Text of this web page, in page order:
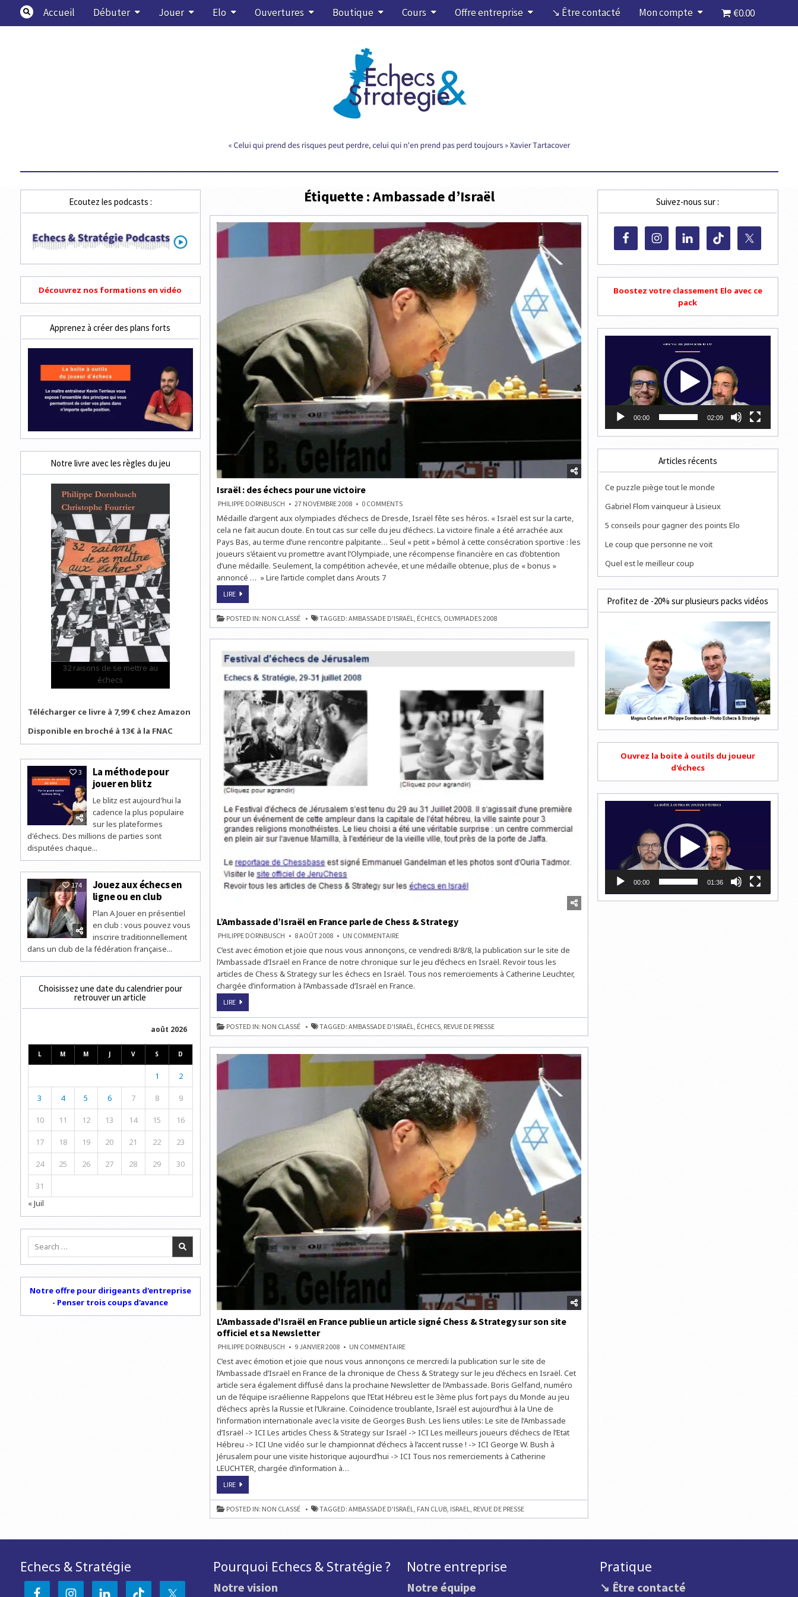
content
Accueil Débuter Jouer Elo Ouvertures Boutique Cours Offre entreprise ↘ Être contacté Mon compte €0.00
Étiquette :Ambassade d’Israël
Israël : des échecs pour une victoire
PHILIPPE DORNBUSCH 27 NOVEMBRE 2008 0 COMMENTSON
:
DES
ÉCHECS
POUR
UNE
VICTOIRE
Médaille d’argent aux olympiades d’échecs de Dresde, Israël fête ses héros. « Israël est sur la carte,
cela ne fait aucun doute. En tout cas sur celle du jeu d’échecs. La victoire finale a été arrachée aux
Pays Bas, au terme d’une rencontre palpitante… Seul « petit » bémol à cette consécration sportive : les
joueurs s’étaient vu promettre avant l’Olympiade, une récompense financière en cas d’obtention
d’une médaille. Seulement, la compétition achevée, et une médaille obtenue, plus de « bonus »
annoncé … » Lire l’article complet dans Arouts 7
LIREISRAËL
DES
ÉCHECS
POUR
UNE
POSTED IN: NON CLASSÉ TAGGED: AMBASSADE D'ISRAËL, ÉCHECS, OLYMPIADES 2008
L’Ambassade d’Israël en France parle de Chess & Strategy
PHILIPPE DORNBUSCH 8 AOÛT 2008 UN COMMENTAIRESUR
D’ISRAËL
EN
FRANCE
PARLE
DE
CHESS
&
C’est avec émotion et joie que nous vous annonçons, ce vendredi 8/8/8, la publication sur le site de
l’Ambassade d’Israël en France de notre chronique sur le jeu d’échecs en Israël. Revoir tous les
articles de Chess & Strategy sur les échecs en Israël. Tous nos remerciements à Catherine Leuchter,
chargée d’information à l’Ambassade d’Israël en France.
LIREL’AMBASSADE
EN
FRANCE
PARLE
DE
STRATEGY
POSTED IN: NON CLASSÉ TAGGED: AMBASSADE D'ISRAËL ÉCHECS, REVUE DE PRESSE
L'Ambassade d'Israël en France publie un article signé Chess & Strategy sur son site
officiel et sa Newsletter
PHILIPPE DORNBUSCH 9 JANVIER 2008 UN COMMENTAIRESUR
D'ISRAËL
FRANCE
PUBLIE
UN
ARTICLE
CHESS
&
STRATEGY
SUR
SITE
OFFICIEL
ET
C’est avec émotion et joie que nous vous annonçons ce mercredi la publication sur le site de
l’Ambassade d’Israël en France de la chronique de Chess & Strategy sur le jeu d’échecs en Israël. Cet
article sera également diffusé dans la prochaine Newsletter de l’Ambassade. Boris Gelfand, numéro
un de l’équipe israélienne Rappelons que l’Etat Hébreu est le 3ème plus fort pays du Monde au jeu
d’échecs après la Russie et l’Ukraine. Coïncidence troublante, Israël est aujourd’hui à la Une de
l’information internationale avec la visite de Georges Bush. Les liens utiles: Le site de l’Ambassade
d’Israël -> ICI Les articles Chess & Strategy sur Israël -> ICI Les meilleurs joueurs d’échecs de l’Etat
Hébreu -> ICI Une vidéo sur le championnat d’échecs à l’accent russe ! -> ICI George W. Bush à
Jérusalem pour une visite historique aujourd’hui -> ICI Tous nos remerciements à Catherine
LEUCHTER, chargée d’information à…
LIREL'AMBASSADE
EN
FRANCE
PUBLIE
UN
CHESS
SUR
SON
SITE
OFFICIEL
ET
POSTED IN: NON CLASSÉ TAGGED: AMBASSADE D'ISRAËL, FAN CLUB, ISRAEL, REVUE DE PRESSE
Ecoutez les podcasts :
Découvrez nos formations en vidéo
Apprenez à créer des plans forts
Notre livre avec les règles du jeu
32 raisons de se mettre au
échecs
Télécharger ce livre à 7,99 € chez Amazon
Disponible en broché à 13€ à la FNAC
3
La méthode pour
jouer en blitz
Le blitz est aujourd'hui la
cadence la plus populaire
sur les plateformes
d'échecs. Des millions de parties sont
disputées chaque...
174
Jouez aux échecs en
ligne ou en club
Plan A Jouer en présentiel
en club : vous pouvez vous
inscrire traditionnellement
dans un club de la fédération française...
Choisissez une date du calendrier pour
retrouver un article
août 2026
L M M J V S D
1 2
3 4 5 6 7 8 9
10 11 12 13 14 15 16
17 18 19 20 21 22 23
24 25 26 27 28 29 30
31
« Juil
Search
Notre offre pour dirigeants d'entreprise
- Penser trois coups d'avance
Suivez-nous sur :
Boostez votre classement Elo avec ce
pack
00:00 02:09
Articles récents
Ce puzzle piège tout le monde
Gabriel Flom vainqueur à Lisieux
5 conseils pour gagner des points Elo
Le coup que personne ne voit
Quel est le meilleur coup
Profitez de -20% sur plusieurs packs vidéos
Ouvrez la boite à outils du joueur
d'échecs
00:00 01:36
Echecs & Stratégie Pourquoi Echecs & Stratégie ?
Notre vision
Notre entreprise
Notre équipe
Pratique
↘ Être contacté